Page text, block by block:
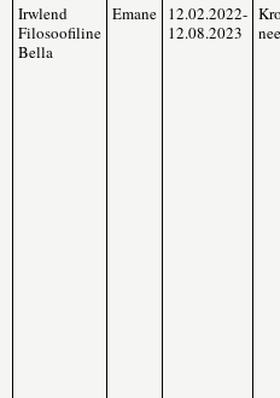
Irwlend
Filosoofiline
Bella
Emane 12.02.2022-
12.08.2023